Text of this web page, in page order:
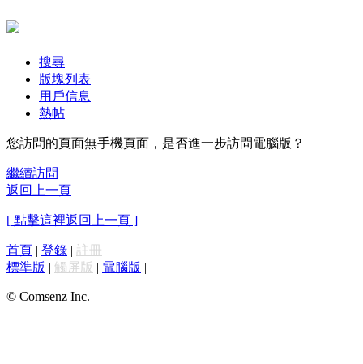
搜尋
版塊列表
用戶信息
熱帖
您訪問的頁面無手機頁面，是否進一步訪問電腦版？
繼續訪問
返回上一頁
[ 點擊這裡返回上一頁 ]
首頁 | 登錄 | 註冊
標準版 | 觸屏版 | 電腦版 |
© Comsenz Inc.